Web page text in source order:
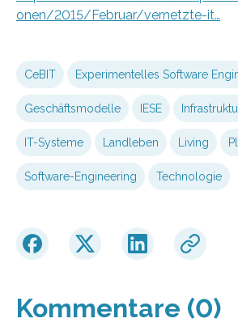
onen/2015/Februar/vernetzte-it…
CeBIT Experimentelles Software
Geschäftsmodelle IESE
IT-Systeme Landleben Living
Software-Engineering Technologie
Kommentare (0)